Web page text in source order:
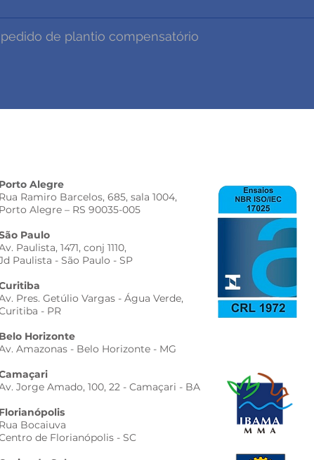
Porto Alegre
Rua Ramiro Barcelos, 685, sala 1004,
Porto Alegre – RS 90035-005
Paulo
Paulista, 1471, conj 1110,
Paulista - São Paulo - SP
Pres. Getúlio Vargas - Água Verde,
- PR
Belo Horizonte
Amazonas - Belo Horizonte - MG
Jorge Amado, 100, 22 - Camaçari - BA
Florianópolis
Rua Bocaiuva
de Florianópolis - SC